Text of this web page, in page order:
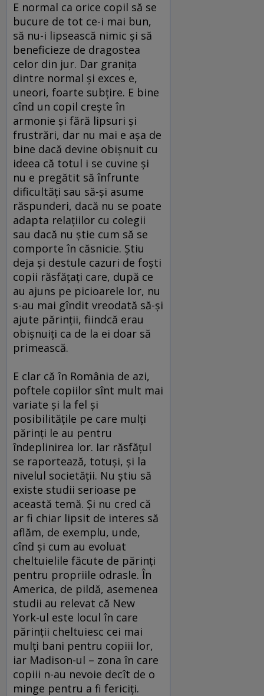
E normal ca orice copil să se
bucure de tot ce-i mai bun,
să nu-i lipsească nimic şi să
beneficieze de dragostea
celor din jur. Dar graniţa
dintre normal şi exces e,
uneori, foarte subţire. E bine
cînd un copil creşte în
armonie şi fără lipsuri şi
frustrări, dar nu mai e aşa de
bine dacă devine obişnuit cu
ideea că totul i se cuvine şi
nu e pregătit să înfrunte
dificultăţi sau să-şi asume
răspunderi, dacă nu se poate
adapta relaţiilor cu colegii
sau dacă nu ştie cum să se
comporte în căsnicie. Ştiu
deja şi destule cazuri de foşti
copii răsfăţaţi care, după ce
au ajuns pe picioarele lor, nu
s-au mai gîndit vreodată să-şi
ajute părinţii, fiindcă erau
obişnuiţi ca de la ei doar să
primească.
E clar că în România de azi,
poftele copiilor sînt mult mai
variate şi la fel şi
posibilităţile pe care mulţi
părinţi le au pentru
îndeplinirea lor. Iar răsfăţul
se raportează, totuşi, şi la
nivelul societăţii. Nu ştiu să
existe studii serioase pe
această temă. Şi nu cred că
ar fi chiar lipsit de interes să
aflăm, de exemplu, unde,
cînd şi cum au evoluat
cheltuielile făcute de părinţi
pentru propriile odrasle. În
America, de pildă, asemenea
studii au relevat că New
York-ul este locul în care
părinţii cheltuiesc cei mai
mulţi bani pentru copiii lor,
iar Madison-ul – zona în care
copiii n-au nevoie decît de o
minge pentru a fi fericiţi.